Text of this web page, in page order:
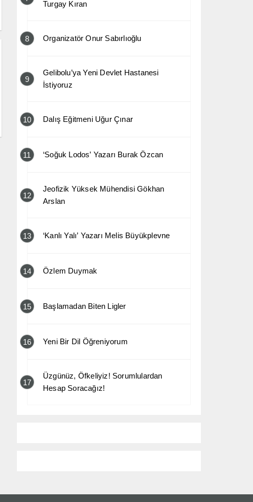
Turgay Kıran
8 Organizatör Onur Sabırlıoğlu
9
Gelibolu’ya Yeni Devlet Hastanesi
İstiyoruz
10 Dalış Eğitmeni Uğur Çınar
11 ‘Soğuk Lodos’ Yazarı Burak Özcan
12
Jeofizik Yüksek Mühendisi Gökhan
Arslan
13 ‘Kanlı Yalı’ Yazarı Melis Büyükplevne
14 Özlem Duymak
15 Başlamadan Biten Ligler
16 Yeni Bir Dil Öğreniyorum
17
Üzgünüz, Öfkeliyiz! Sorumlulardan
Hesap Soracağız!